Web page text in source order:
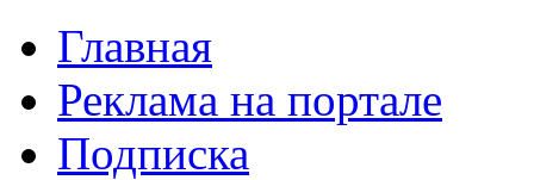
Главная
Реклама на портале
Подписка